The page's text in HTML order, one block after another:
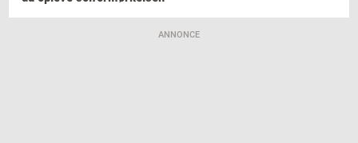
ANNONCE